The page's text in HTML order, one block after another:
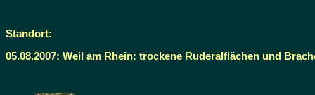
Standort:
05.08.2007: Weil am Rhein: trockene Ruderalflächen und